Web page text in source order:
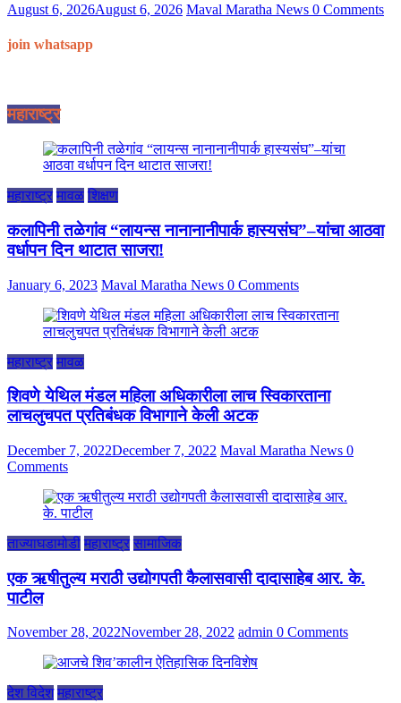
August 6, 2026August 6, 2026 Maval Maratha News 0 Comments
join whatsapp
महाराष्ट्र
महाराष्ट्र मावळ शिक्षण
कलापिनी तळेगांव “लायन्स नानानानीपार्क हास्यसंघ”–यांचा आठवा
वर्धापन दिन थाटात साजरा!
January 6, 2023 Maval Maratha News 0 Comments
महाराष्ट्र मावळ
शिवणे येथिल मंडल महिला अधिकारीला लाच स्विकारताना
लाचलुचपत प्रतिबंधक विभागाने केली अटक
December 7, 2022December 7, 2022 Maval Maratha News 0
Comments
ताज्याघडामोडी महाराष्ट्र सामाजिक
एक ऋषीतुल्य मराठी उद्योगपती कैलासवासी दादासाहेब आर. के.
पाटील
November 28, 2022November 28, 2022 admin 0 Comments
देश विदेश महाराष्ट्र